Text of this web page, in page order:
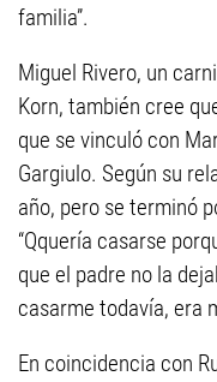
familia”.
Miguel Rivero, un
Korn, también cree
que se vinculó con
Gargiulo. Según su
año, pero se terminó
“Qquería casarse
que el padre no la
casarme todavía, era
En coincidencia con